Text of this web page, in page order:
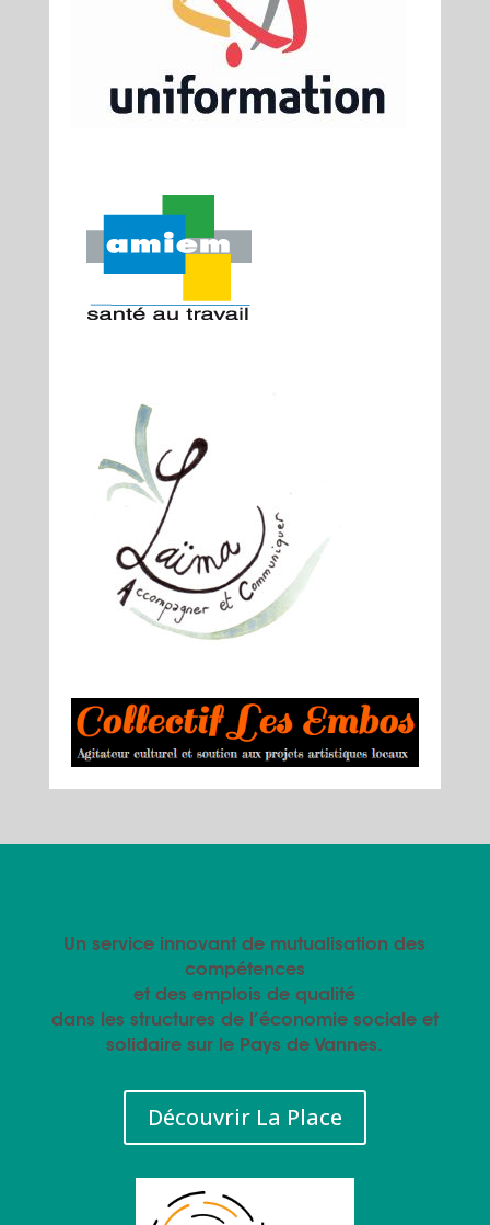
Un service innovant de mutualisation des
compétences
et des emplois de qualité
dans les structures de l’économie sociale et
solidaire sur le Pays de Vannes.
Découvrir La Place